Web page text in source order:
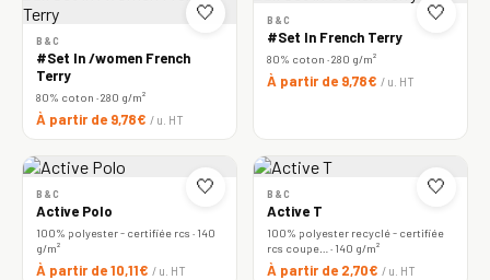
🤍
B&C
#Set In /women French
Terry
80% coton · 280 g/m²
À partir de 9,78€ / u. HT
🤍
B&C
#Set In French Terry
80% coton · 280 g/m²
À partir de 9,78€ / u. HT
🤍
B&C
Active Polo
100% polyester - certifiée rcs · 140
g/m²
À partir de 10,11€ / u. HT
🤍
B&C
Active T
100% polyester recyclé - certifiée
rcs coupe… · 140 g/m²
À partir de 2,70€ / u. HT